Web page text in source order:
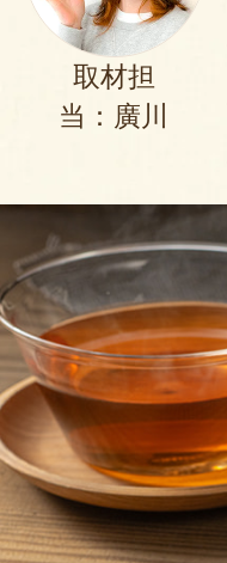
取材担
当：廣川